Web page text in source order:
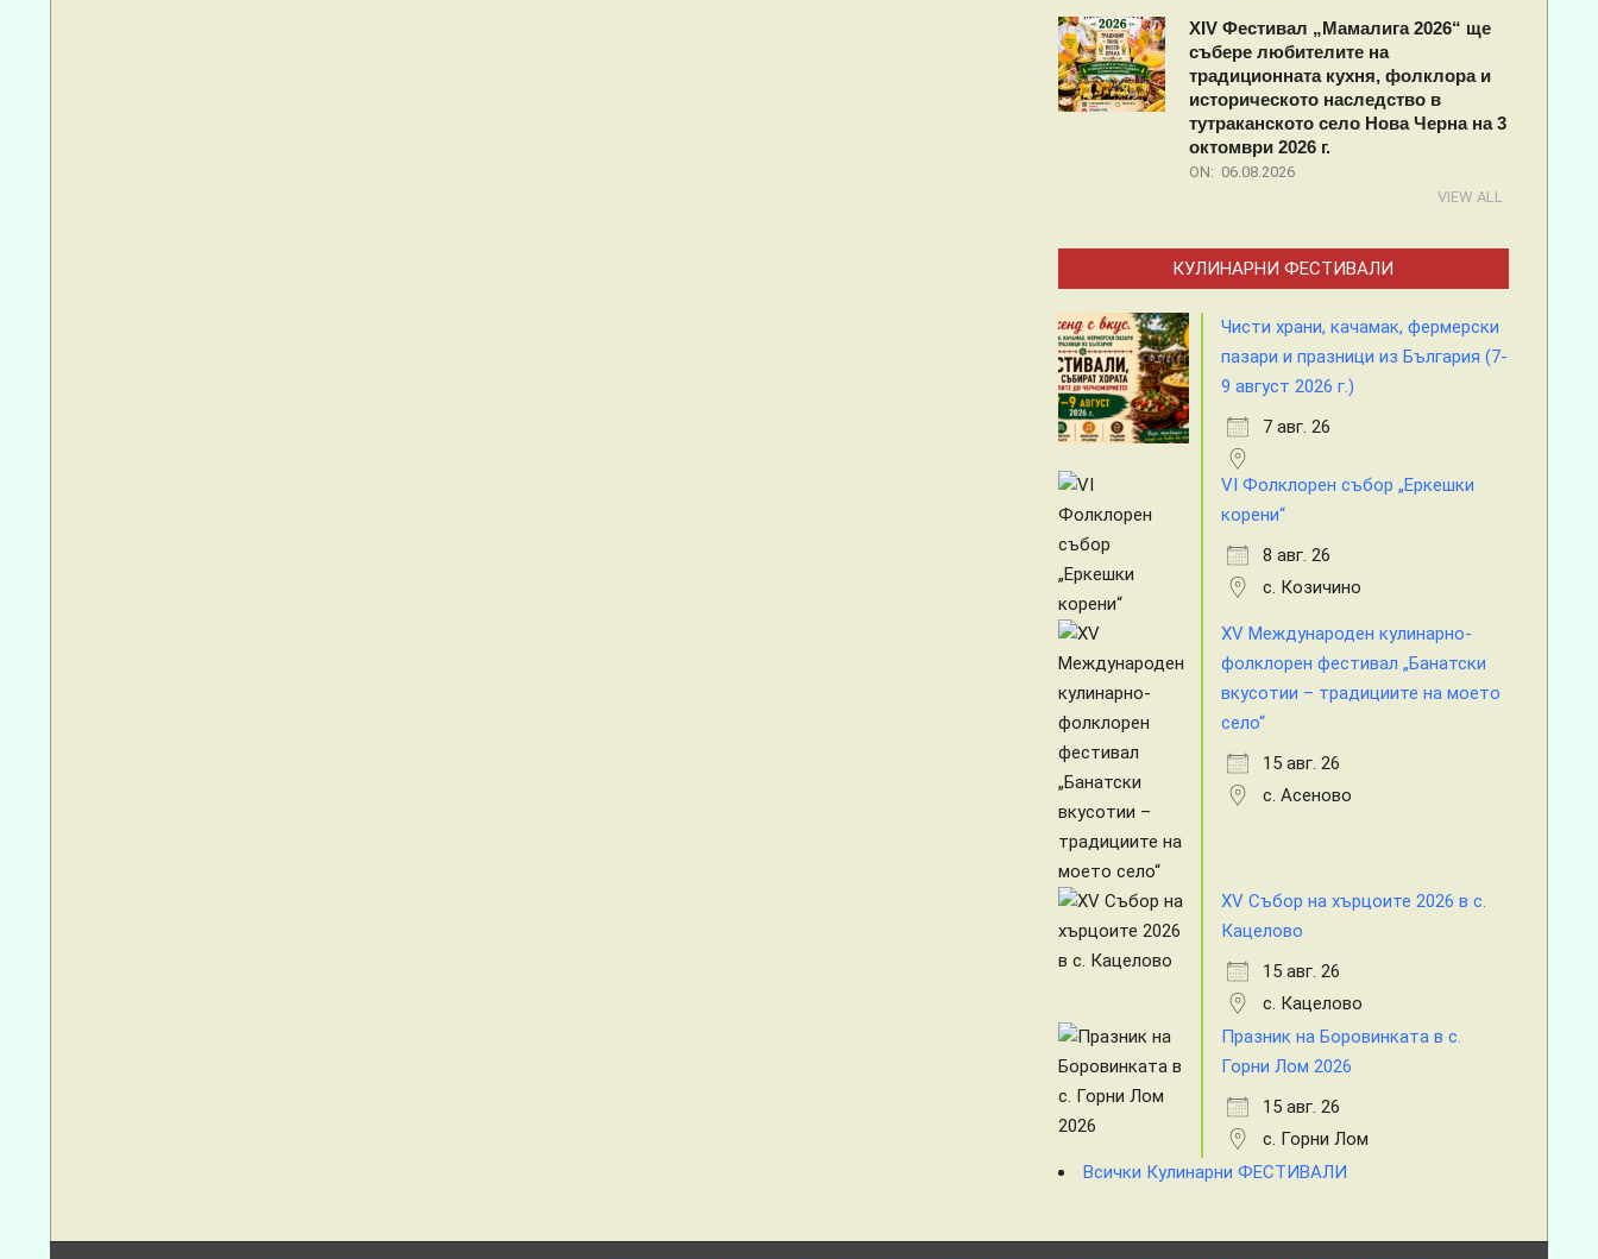
XIV Фестивал „Мамалига 2026“ ще
събере любителите на
традиционната кухня, фолклора и
историческото наследство в
тутраканското село Нова Черна на 3
октомври 2026 г.
ON: 06.08.2026
VIEW ALL
КУЛИНАРНИ ФЕСТИВАЛИ
Чисти храни, качамак, фермерски
пазари и празници из България (7-
9 август 2026 г.)
7 авг. 26
VI Фолклорен събор „Еркешки
корени“
8 авг. 26
с. Козичино
XV Международен кулинарно-
фолклорен фестивал „Банатски
вкусотии – традициите на моето
село“
15 авг. 26
с. Асеново
XV Събор на хърцоите 2026 в с.
Кацелово
15 авг. 26
с. Кацелово
Празник на Боровинката в с.
Горни Лом 2026
15 авг. 26
с. Горни Лом
Всички Кулинарни ФЕСТИВАЛИ